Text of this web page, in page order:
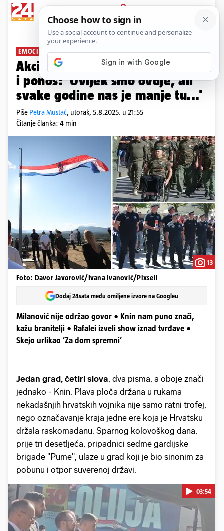
PRIJAVA
News Komentari
EMOCIJE NA 30. OBLJETNICU DANA POBJEDE
Akcija Oluja sjećanje je na slavu
i ponos: 'Uvijek smo ovdje, ali
svake godine nas je manje tu...'
Piše Petra Mustać, utorak, 5.8.2025. u 21:55
Čitanje članka: 4 min
13
Foto: Davor Javorović/Ivana Ivanović/Pixsell
Dodaj 24sata među omiljene izvore na Googleu
Milanović nije održao govor • Knin nam puno znači,
kažu branitelji • Rafalei izveli show iznad tvrđave •
Skejo urlikao ’Za dom spremni’
Jedan grad, četiri slova, dva pisma, a oboje znači
jednako - Knin. Plava ploča držana u rukama
nekadašnjih hrvatskih vojnika nije samo ratni trofej,
nego označavanje kraja jedne ere koja je Hrvatsku
držala raskomadanu. Sparnog kolovoškog dana,
prije tri desetljeća, pripadnici sedme gardijske
brigade "Pume", ulaze u grad koji je bio sinonim za
pobunu i otpor suverenoj državi.
03:54